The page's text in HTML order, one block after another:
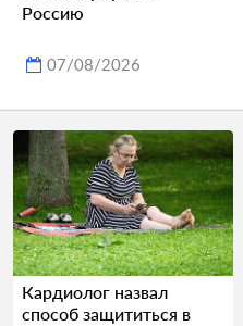
Россию
07/08/2026
Кардиолог назвал
способ защититься в